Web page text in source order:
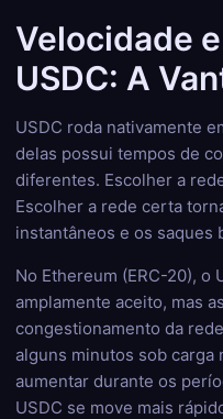
Velocidade
USDC: A
USDC roda nativamente
delas possui tempos de
diferentes. Escolher a
Escolher a rede certa
instantâneos e os saques
No Ethereum (ERC-20), o
amplamente aceito, mas
congestionamento da
alguns minutos sob carga
aumentar durante os
USDC se move mais